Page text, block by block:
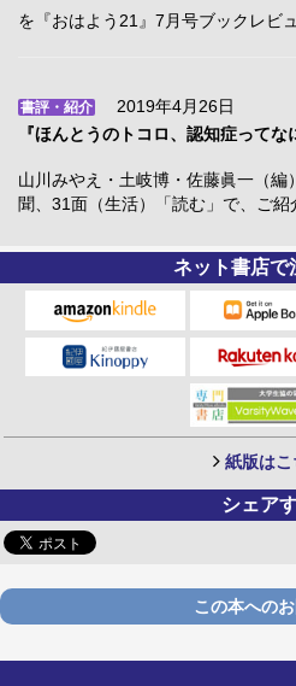
を『おはよう21』7月号ブックレビ
書評・紹介
2019年4月26日
『ほんとうのトコロ、認知症ってな
山川みやえ・土岐博・佐藤眞一（
聞、31面（生活）「読む」で、ご
ネット書店で
紙版はこ
シェア
この本への